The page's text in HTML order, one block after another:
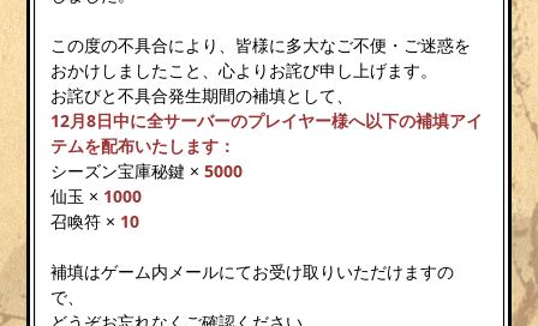
この度の不具合により、皆様に多大なご不便・ご迷惑を
おかけしましたこと、心よりお詫び申し上げます。
お詫びと不具合発生期間の補填として、
12月8日中に全サーバーのプレイヤー様へ以下の補填アイ
テムを配布いたします：
シーズン宝庫秘鍵 ×5000
仙玉 × 1000
召喚符 × 10
補填はゲーム内メールにてお受け取りいただけますの
で、
どうぞお忘れなくご確認ください。